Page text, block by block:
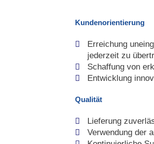
Kundenorientierung
Erreichung
jederzeit zu
Schaffung von
Entwicklung
Qualität
Lieferung
Verwendung der